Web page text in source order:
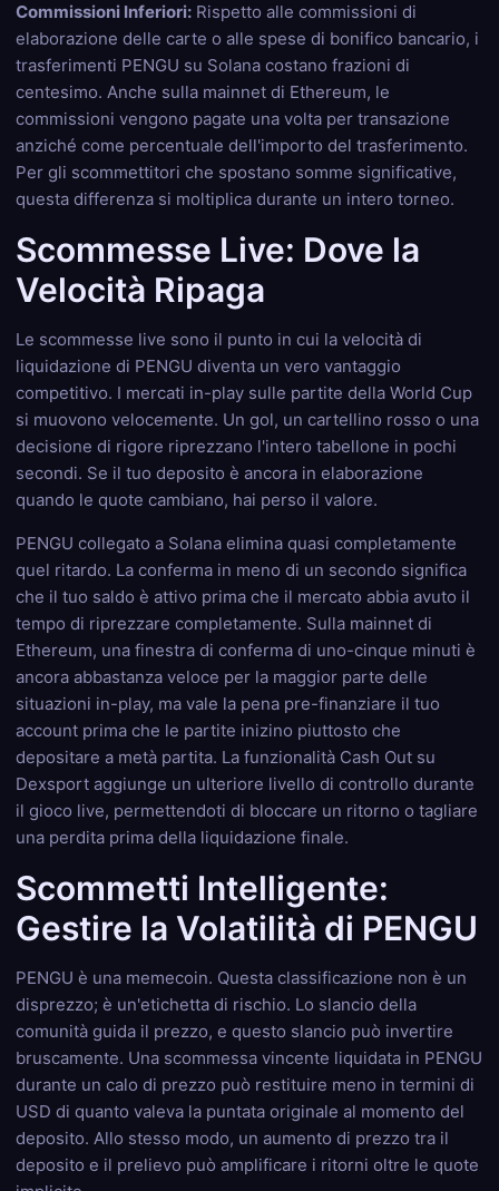
Commissioni Inferiori: Rispetto alle commissioni di
elaborazione delle carte o alle spese di bonifico bancario, i
trasferimenti PENGU su Solana costano frazioni di
centesimo. Anche sulla mainnet di Ethereum, le
commissioni vengono pagate una volta per transazione
anziché come percentuale dell'importo del trasferimento.
Per gli scommettitori che spostano somme significative,
questa differenza si moltiplica durante un intero torneo.
Scommesse Live: Dove la
Velocità Ripaga
Le scommesse live sono il punto in cui la velocità di
liquidazione di PENGU diventa un vero vantaggio
competitivo. I mercati in-play sulle partite della World Cup
si muovono velocemente. Un gol, un cartellino rosso o una
decisione di rigore riprezzano l'intero tabellone in pochi
secondi. Se il tuo deposito è ancora in elaborazione
quando le quote cambiano, hai perso il valore.
PENGU collegato a Solana elimina quasi completamente
quel ritardo. La conferma in meno di un secondo significa
che il tuo saldo è attivo prima che il mercato abbia avuto il
tempo di riprezzare completamente. Sulla mainnet di
Ethereum, una finestra di conferma di uno-cinque minuti è
ancora abbastanza veloce per la maggior parte delle
situazioni in-play, ma vale la pena pre-finanziare il tuo
account prima che le partite inizino piuttosto che
depositare a metà partita. La funzionalità Cash Out su
Dexsport aggiunge un ulteriore livello di controllo durante
il gioco live, permettendoti di bloccare un ritorno o tagliare
una perdita prima della liquidazione finale.
Scommetti Intelligente:
Gestire la Volatilità di PENGU
PENGU è una memecoin. Questa classificazione non è un
disprezzo; è un'etichetta di rischio. Lo slancio della
comunità guida il prezzo, e questo slancio può invertire
bruscamente. Una scommessa vincente liquidata in PENGU
durante un calo di prezzo può restituire meno in termini di
USD di quanto valeva la puntata originale al momento del
deposito. Allo stesso modo, un aumento di prezzo tra il
deposito e il prelievo può amplificare i ritorni oltre le quote